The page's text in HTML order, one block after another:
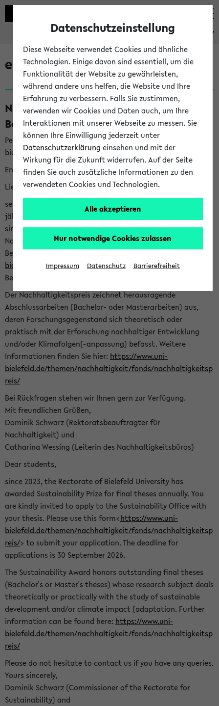
eKVV
eKVV News
Nachhaltigkeitspreis 2026:
Bewerbungsphase gestartet (06.08.26)
Per E-Mail eingestellt von nachhaltigkeitsbuero@uni-
bielefeld.de an den Verteiler 'Alle Studierenden':
English version below
Liebe Studierende,
seit 2023 verleiht das Rektorat der Universität Bielefeld
jährlich den Nachhaltigkeitspreis für Abschlussarbeiten. Sie
sind herzlich eingeladen sich mit Ihrer Abschlussarbeit beim
Nachhaltigkeitsbüro zu bewerben. Bitte nutzen Sie für Ihre
Bewerbung dieses Formular<https://formulare.uni-
bielefeld.de/frontend-server/form/provide/913/>. Die
Bewerbungsfrist endet am 30.09.2026.
Der Nachhaltigkeitspreis zeichnet herausragende
Abschlussarbeiten (Bachelor- oder Masterarbeiten) aus,
deren Forschungsgegenstand sich theoretisch oder
praktisch mit der Erforschung nachhaltiger Entwicklung
und/oder Klimafolgen(-anpassung) befasst. Weitere
Informationen finden Sie hier: https://www.uni-
bielefeld.de/themen/nachhaltigkeit/fonds/nachhaltigkeitsp
reis/
Bei Rückfragen stehen wir Ihnen gern zur Verfügung.
Mit freundlichen Grüßen,
Dominik Schwarz (Rektoratsbeauftragter für
Nachhaltigkeit) und
Catharina Wessing (Leiterin des Nachhaltigkeitsbüros)
Dear students,
since 2023, the Rectorate of Bielefeld University has
awarded Sustainability Prize for final theses annually. You
are kindly invited to apply to the Sustainability Office with
your thesis. Please use this form<https://www.uni-
bielefeld.de/themen/nachhaltigkeit/fonds/nachhaltigkeitsp
reis/> to submit your application. The deadline for
applications is 30 September 2026.
The Sustainability Award honors outstanding final theses
(Bachelor's or Master's theses) whose research subject deals
theoretically or practically with the study of sustainable
development and/or climate impact (adaptation. Further
information can be found here: https://www.uni-
bielefeld.de/themen/nachhaltigkeit/fonds/nachhaltigkeitsp
reis/
Please do not hesitate to contact us if you have any queries.
Yours sincerely,
Dominik Schwarz (Commissioner of the Rectorate for
Sustainability) and
Datenschutzeinstellung
Diese Webseite verwendet Cookies und ähnliche
Technologien. Einige davon sind essentiell, um die
Funktionalität der Website zu gewährleisten,
während andere uns helfen, die Website und Ihre
Erfahrung zu verbessern. Falls Sie zustimmen,
verwenden wir Cookies und Daten auch, um Ihre
Interaktionen mit unserer Webseite zu messen. Sie
können Ihre Einwilligung jederzeit unter
Datenschutzerklärung einsehen und mit der
Wirkung für die Zukunft widerrufen. Auf der Seite
finden Sie auch zusätzliche Informationen zu den
verwendeten Cookies und Technologien.
Alle akzeptieren
Nur notwendige Cookies zulassen
Impressum Datenschutz Barrierefreiheit